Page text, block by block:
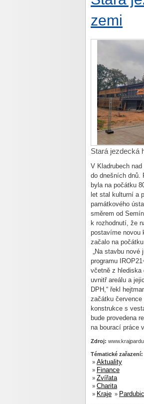
zemi
Stará jezdecká
V Kladrubech
do dnešních dnů.
byla na počátku
let stal kulturní a
památkového
směrem od
k rozhodnutí, že
postavíme novou
začalo na
„Na stavbu nové
programu
včetně z hlediska
uvnitř areálu a
DPH,“ řekl
začátku července
konstrukce s
bude provedena
na bourací práce
Zdroj:
Tématické zařazení:
» Aktuality
» Finance
» Zvířata
» Charita
» Kraje »